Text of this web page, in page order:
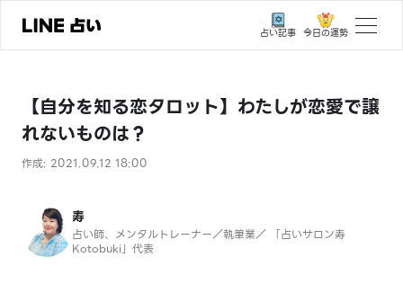
占い記事 今日の運勢
ユーザーの声
相談事例
おすすめの占い師
よくある質問
【自分を知る恋タロット】わたしが恋愛で譲
れないものは？
作成: 2021.09.12 18:00
寿
占い師、メンタルトレーナー／執筆業／ 「占いサロン寿
Kotobuki」代表